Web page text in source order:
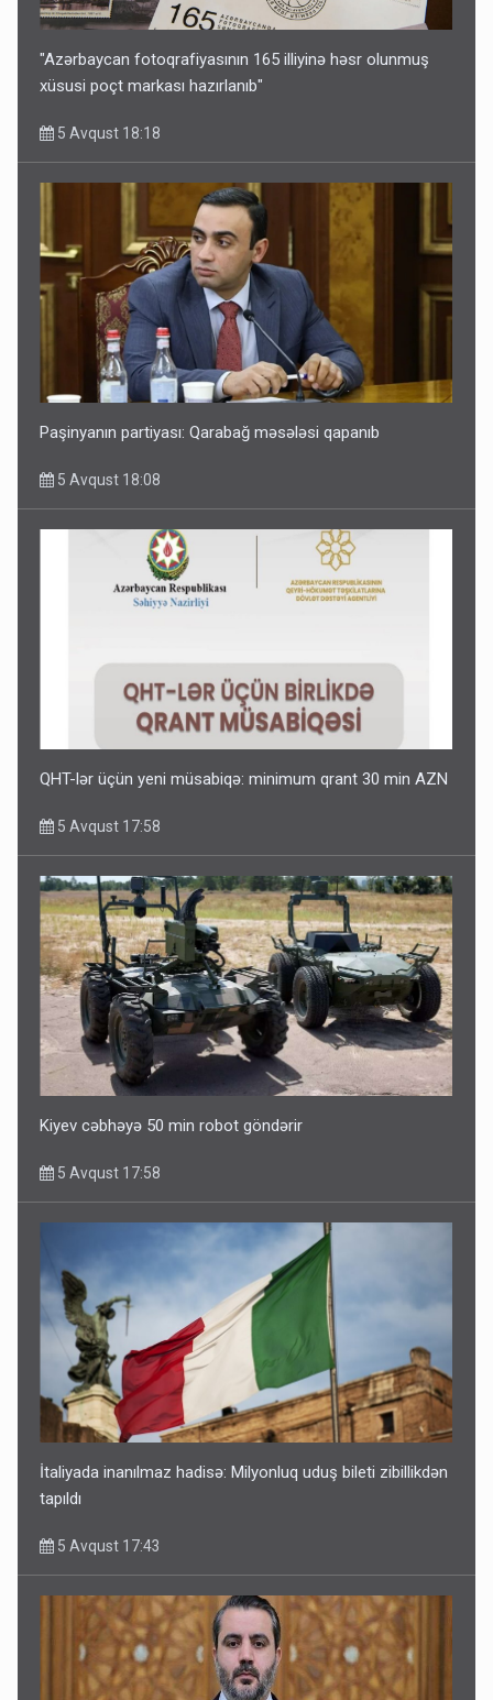
"Azərbaycan fotoqrafiyasının 165 illiyinə həsr olunmuş
xüsusi poçt markası hazırlanıb"
5 Avqust 18:18
Paşinyanın partiyası: Qarabağ məsələsi qapanıb
5 Avqust 18:08
QHT-lər üçün yeni müsabiqə: minimum qrant 30 min AZN
5 Avqust 17:58
Kiyev cəbhəyə 50 min robot göndərir
5 Avqust 17:58
İtaliyada inanılmaz hadisə: Milyonluq uduş bileti zibillikdən
tapıldı
5 Avqust 17:43